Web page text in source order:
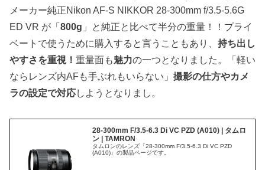
メーカー純正Nikon AF-S NIKKOR 28-300mm f/3.5-5.6G
ED VR が「 800g 」と純正と比べて半分の重量！！プライ
ベートで使うために購入すると言うこともあり、 持ち出し
やすさを重視！ 重量面も魅力の一つとなりました。「軽い
ならレンズ内AFも手ぶれもいらない」 撮影の仕方やカメ
ラの設定で対応しようとなりまし。
28-300mm F/3.5-6.3 Di VC PZD (A010) | タムロ
ン | TAMRON
タムロンのレンズ「28-300mm F/3.5-6.3 Di VC PZD
(A010)」の製品ページです。